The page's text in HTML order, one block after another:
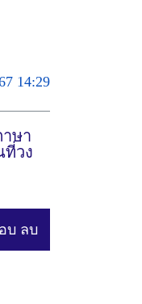
14:29
ษา
ที่วง
บ ลบ